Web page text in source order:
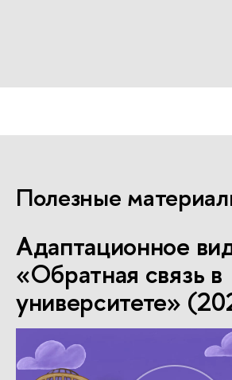
Полезные
Адаптационное
«Обратная связь в
университете»